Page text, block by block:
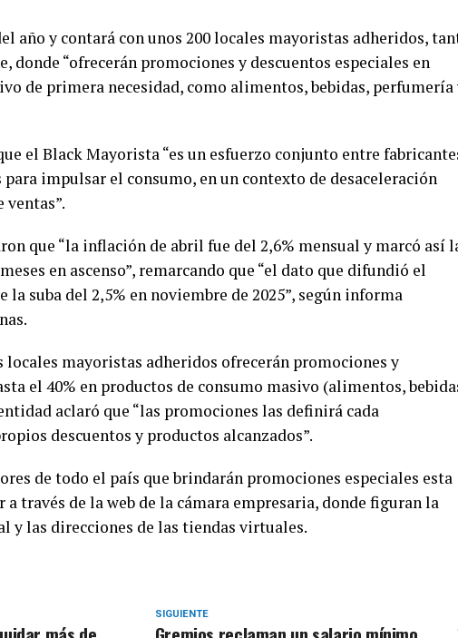
año y contará con unos 200 locales mayoristas adheridos,
donde “ofrecerán promociones y descuentos especiales en
de primera necesidad, como alimentos, bebidas, perfumería
el Black Mayorista “es un esfuerzo conjunto entre
impulsar el consumo, en un contexto de desaceleración
que “la inflación de abril fue del 2,6% mensual y marcó así
en ascenso”, remarcando que “el dato que difundió el
la suba del 2,5% en noviembre de 2025”, según informa
locales mayoristas adheridos ofrecerán promociones y
el 40% en productos de consumo masivo (alimentos,
aclaró que “las promociones las definirá cada
descuentos y productos alcanzados”.
de todo el país que brindarán promociones especiales esta
a través de la web de la cámara empresaria, donde figuran la
y las direcciones de las tiendas virtuales.
SIGUIENTE